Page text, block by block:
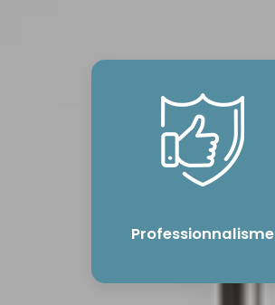
Professionnalisme